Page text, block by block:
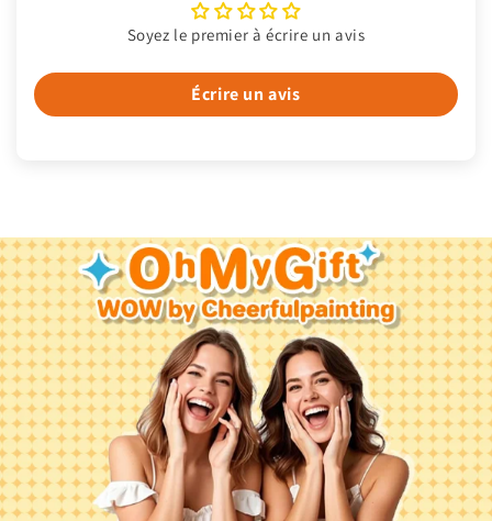
Soyez le premier à écrire un avis
Écrire un avis